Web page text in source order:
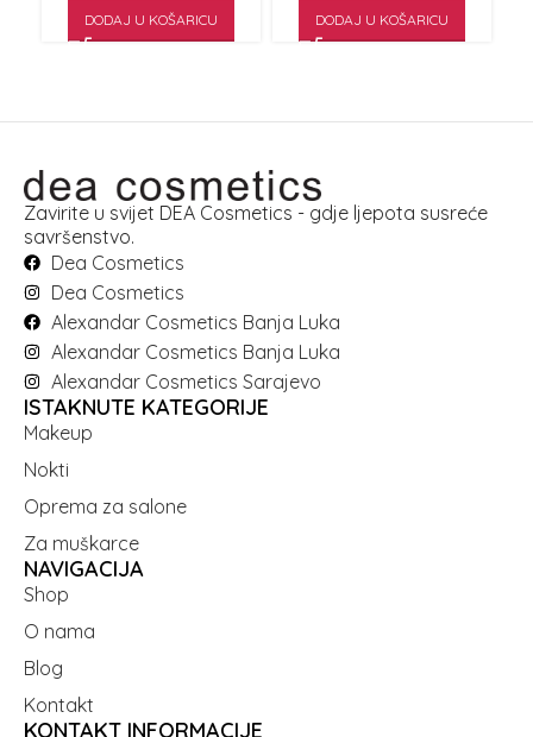
DODAJ U KOŠARICU DODAJ U KOŠARICU
Zavirite u svijet DEA Cosmetics - gdje ljepota susreće
savršenstvo.
Dea Cosmetics
Dea Cosmetics
Alexandar Cosmetics Banja Luka
Alexandar Cosmetics Banja Luka
Alexandar Cosmetics Sarajevo
ISTAKNUTE KATEGORIJE
Makeup
Nokti
Oprema za salone
Za muškarce
NAVIGACIJA
Shop
O nama
Blog
Kontakt
KONTAKT INFORMACIJE